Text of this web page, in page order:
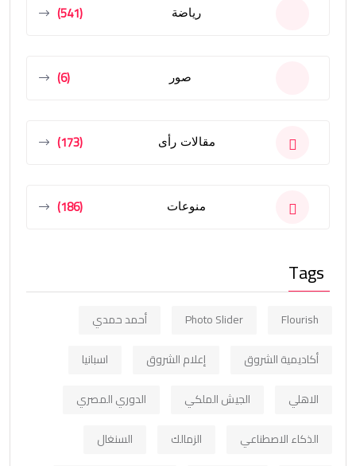
رياضة (541)
صور (6)
مقالات رأى (173)
منوعات (186)
Tags
Flourish
Photo Slider
أحمد حمدي
أكاديمية الشروق
إعلام الشروق
اسبانيا
الاهلي
الجيش الملكي
الدوري المصري
الذكاء الاصطناعي
الزمالك
السنغال